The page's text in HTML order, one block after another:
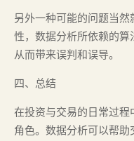
另外一种可能的问题当
性，数据分析所依赖的算
从而带来误判和误导。
四、总结
在投资与交易的日常过
角色。数据分析可以帮